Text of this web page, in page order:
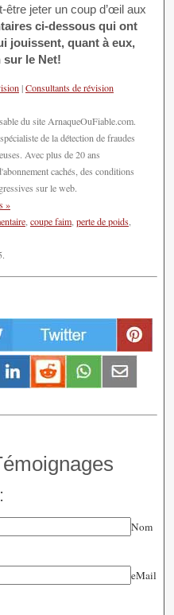
être jeter un coup d’œil aux
ci-dessous qui ont
jouissent, quant à eux,
sur le Net!
|Consultants de révision
du site ArnaqueOuFiable.com.
de la détection de fraudes
Avec plus de 20 ans
cachés, des conditions
sur le web.
»
coupe faim perte de poids
Nom
eMail